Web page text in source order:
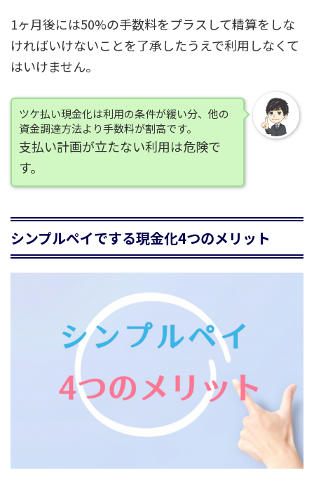
1ヶ月後には50%の手数料をプラスして精算をしな
ければいけないことを了承したうえで利用しなくて
はいけません。
ツケ払い現金化は利用の条件が緩い分、他の
資金調達方法より手数料が割高です。
支払い計画が立たない利用は危険で
す。
シンプルペイでする現金化4つのメリット